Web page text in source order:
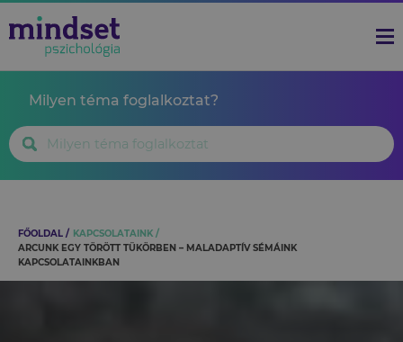
Milyen téma foglalkoztat?
FŐOLDAL
KAPCSOLATAINK
ARCUNK EGY TÖRÖTT TÜKÖRBEN – MALADAPTÍV SÉMÁINK
KAPCSOLATAINKBAN